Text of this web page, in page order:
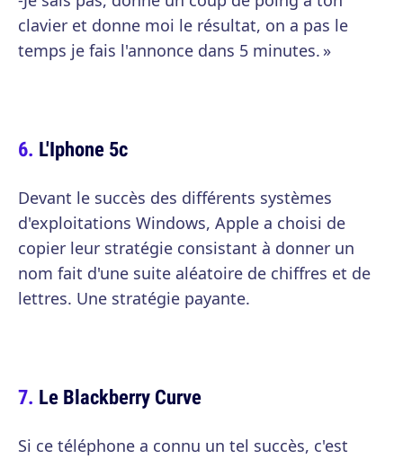
clavier et donne moi le résultat, on a pas le
temps je fais l'annonce dans 5 minutes. »
L'Iphone 5c
Devant le succès des différents systèmes
d'exploitations Windows, Apple a choisi de
copier leur stratégie consistant à donner un
nom fait d'une suite aléatoire de chiffres et de
lettres. Une stratégie payante.
Le Blackberry Curve
Si ce téléphone a connu un tel succès, c'est